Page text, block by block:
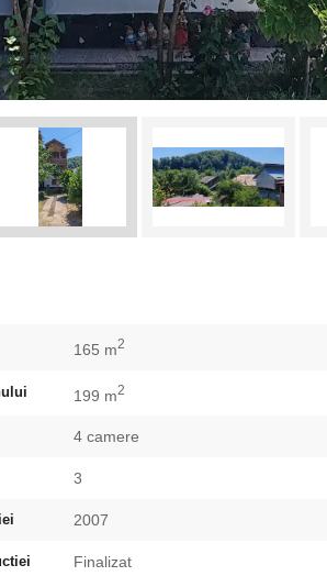
165 m2
199 m2
4 camere
3
2007
Finalizat